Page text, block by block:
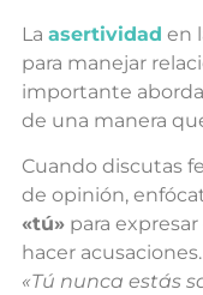
La asertividad en
para manejar
importante
de una manera
Cuando discutas
de opinión,
«tú» para
hacer
«Tú nunca estás